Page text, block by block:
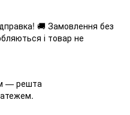
🚚 Замовлення без
і товар не
— решта